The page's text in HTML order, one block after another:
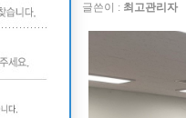
글쓴이 : 최고관리자